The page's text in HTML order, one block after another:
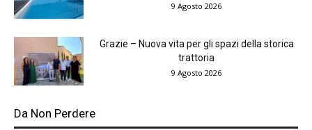
9 Agosto 2026
Grazie – Nuova vita per gli spazi della storica
trattoria
9 Agosto 2026
Da Non Perdere